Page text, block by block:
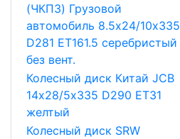
(ЧКПЗ) Грузовой
автомобиль 8.5х24/10х335
D281 ET161.5 серебристый
без вент.
Колесный диск Китай JCB
14х28/5х335 D290 ET31
желтый
Колесный диск SRW